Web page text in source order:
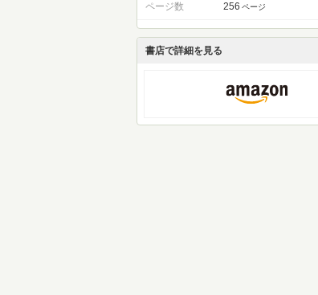
ページ数 256 ページ
書店で詳細を見る